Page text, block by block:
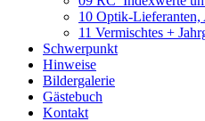
10 Optik-
11 Vermischtes +
Schwerpunkt
Hinweise
Bildergalerie
Gästebuch
Kontakt